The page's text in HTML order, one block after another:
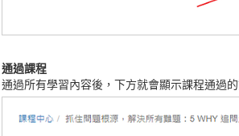
通過課程
通過所有學習內容後，下方就會顯示課程通過